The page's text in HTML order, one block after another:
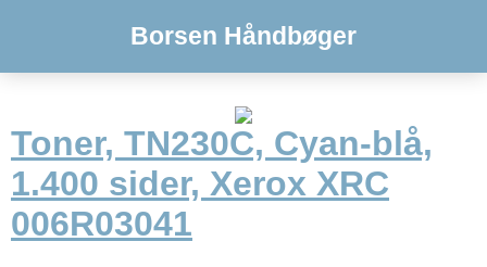
Borsen Håndbøger
Toner, TN230C, Cyan-blå,
1.400 sider, Xerox XRC
006R03041